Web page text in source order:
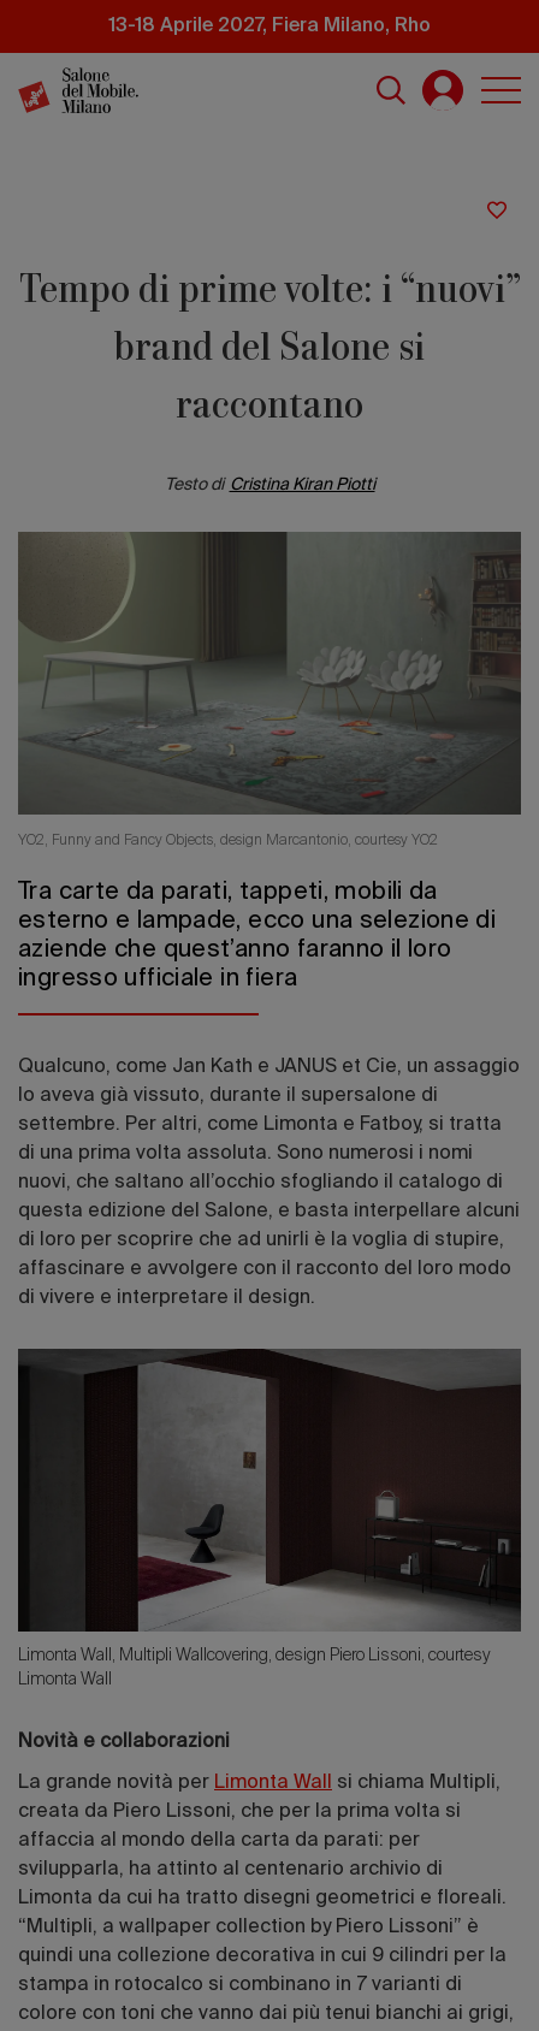
principale
13-18 Aprile 2027, Fiera Milano, Rho
Edizione
Tempo di prime volte: i “nuovi”
brand del Salone si
raccontano
Testo di Cristina Kiran Piotti
YO2, Funny and Fancy Objects, design Marcantonio, courtesy YO2
Tra carte da parati, tappeti, mobili da
esterno e lampade, ecco una selezione di
aziende che quest’anno faranno il loro
ingresso ufficiale in fiera
Qualcuno, come Jan Kath e JANUS et Cie, un assaggio
lo aveva già vissuto, durante il supersalone di
settembre. Per altri, come Limonta e Fatboy, si tratta
di una prima volta assoluta. Sono numerosi i nomi
nuovi, che saltano all’occhio sfogliando il catalogo di
questa edizione del Salone, e basta interpellare alcuni
di loro per scoprire che ad unirli è la voglia di stupire,
affascinare e avvolgere con il racconto del loro modo
di vivere e interpretare il design.
Limonta Wall, Multipli Wallcovering, design Piero Lissoni, courtesy
Limonta Wall
Novità e collaborazioni
La grande novità per Limonta Wall
si chiama Multipli,
creata da Piero Lissoni, che per la prima volta si
affaccia al mondo della carta da parati: per
svilupparla, ha attinto al centenario archivio di
Limonta da cui ha tratto disegni geometrici e floreali.
“Multipli, a wallpaper collection by Piero Lissoni” è
quindi una collezione decorativa in cui 9 cilindri per la
stampa in rotocalco si combinano in 7 varianti di
colore con toni che vanno dai più tenui bianchi ai grigi,